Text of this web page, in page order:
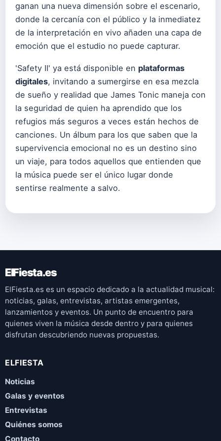
ganan una nueva dimensión sobre el escenario,
donde la cercanía con el público y la inmediatez
de la interpretación en vivo añaden una capa de
emoción que el estudio no puede capturar.
'Safety II' ya está disponible en plataformas
digitales, invitando a sumergirse en esa mezcla
de sueño y realidad que James Tonic maneja con
la seguridad de quien ha aprendido que los
refugios más seguros a veces están hechos de
canciones. Un álbum para los que saben que la
supervivencia emocional no es un destino sino
un viaje, para todos aquellos que entienden que
la música puede ser el único lugar donde
sentirse realmente a salvo.
ElFiesta.es
ElFiesta.es es un espacio dedicado a la actualidad musical:
noticias, galas, entrevistas, artistas emergentes,
lanzamientos y eventos. Un punto de encuentro para
quienes viven la música desde dentro y para quienes
disfrutan descubriendo nuevas propuestas.
ELFIESTA
Noticias
Galas y eventos
Entrevistas
Quiénes somos
Contacto